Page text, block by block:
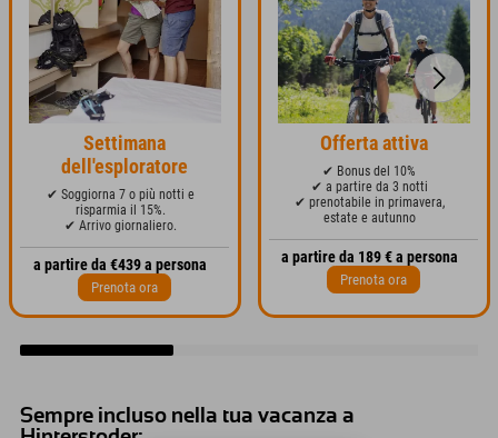
Settimana
dell'esploratore
✔ Soggiorna 7 o più notti e
risparmia il 15%.
✔ Arrivo giornaliero.
a partire da €439 a persona
Prenota ora
Offerta attiva
✔ Bonus del 10%
✔ a partire da 3 notti
✔ prenotabile in primavera,
estate e autunno
a partire da 189 € a persona
Prenota ora
Sempre incluso nella tua vacanza a